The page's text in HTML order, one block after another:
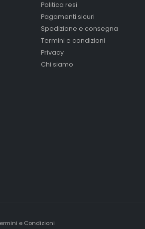
Politica resi
Pagamenti sicuri
Spedizione e consegna
Termini e condizioni
Privacy
Chi siamo
e Condizioni